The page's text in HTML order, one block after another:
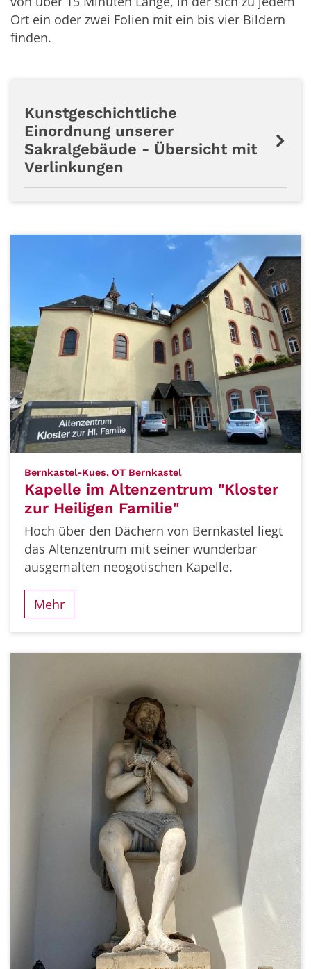
Ort ein oder zwei Folien mit ein bis vier Bildern
finden.
Kunstgeschichtliche
Einordnung unserer
Sakralgebäude - Übersicht mit
Verlinkungen
Bernkastel-Kues, OT Bernkastel
Kapelle im Altenzentrum "Kloster
zur Heiligen Familie"
Hoch über den Dächern von Bernkastel liegt
das Altenzentrum mit seiner wunderbar
ausgemalten neogotischen Kapelle.
Mehr